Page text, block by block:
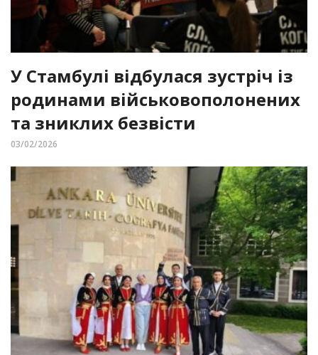
У Стамбулі відбулася зустріч із
родинами військовополонених
та зниклих безвісти
03/02/2026